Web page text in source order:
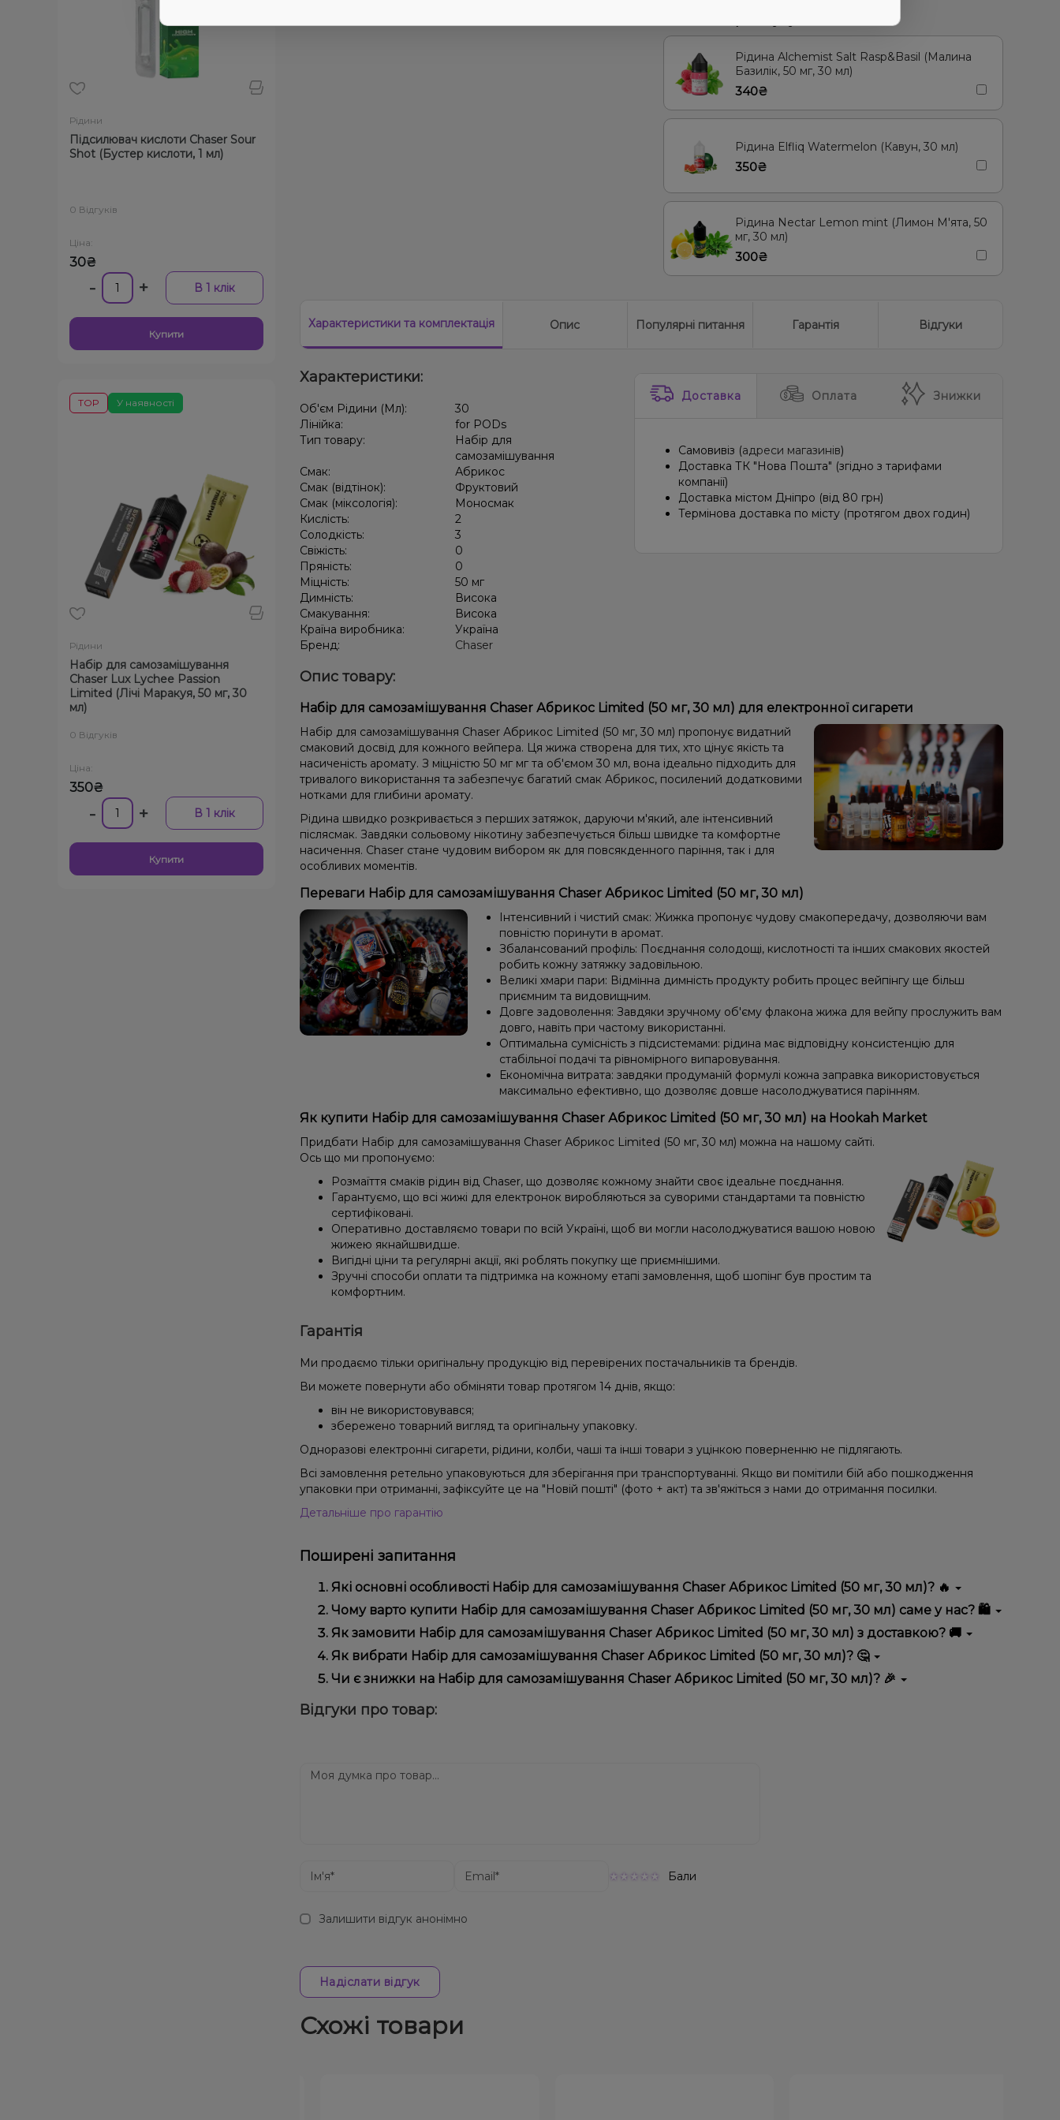
Рідини
Підсилювач кислоти Chaser Sour
Shot (Бустер кислоти, 1 мл)
0 Відгуків
Ціна:
30₴
- + В 1 клік
Купити
У наявності
TOP
Рідини
Набір для самозамішування
Chaser Lux Lychee Passion
Limited (Лічі Маракуя, 50 мг, 30
мл)
0 Відгуків
Ціна:
350₴
- + В 1 клік
Купити
Абрикос
Чорниця/Лохина Лід/Холодок, Малина
Рідина Alchemist Salt Rasp&Basil (Малина
Базилік, 50 мг, 30 мл)
340₴
Рідина Elfliq Watermelon (Кавун, 30 мл)
350₴
Рідина Nectar Lemon mint (Лимон М'ята, 50
мг, 30 мл)
300₴
Характеристикита комплектація Опис Популярні питання Гарантія Відгуки
Характеристики:
Об'єм Рідини (Мл):
30
Лінійка:
for PODs
Тип товару:
Набір для
самозамішування
Смак:
Абрикос
Смак (відтінок):
Фруктовий
Смак (міксологія):
Моносмак
Кислість:
2
Солодкість:
3
Свіжість:
0
Пряність:
0
Міцність:
50 мг
Димність:
Висока
Смакування:
Висока
Країна виробника:
Україна
Бренд:
Chaser
Доставка Оплата Знижки
Самовивіз (адреси магазинів)
Доставка ТК "Нова Пошта" (згідно з тарифами
компанії)
Доставка містом Дніпро (від 80 грн)
Термінова доставка по місту (протягом двох годин)
Опис товару:
Набір для самозамішування Chaser Абрикос Limited (50 мг, 30 мл) для електронної сигарети
Набір для самозамішування Chaser Абрикос Limited (50 мг, 30 мл) пропонує видатний
смаковий досвід для кожного вейпера. Ця жижа створена для тих, хто цінує якість та
насиченість аромату. З міцністю 50 мг мг та об'ємом 30 мл, вона ідеально підходить для
тривалого використання та забезпечує багатий смак Абрикос, посилений додатковими
нотками для глибини аромату.
Рідина швидко розкривається з перших затяжок, даруючи м'який, але інтенсивний
післясмак. Завдяки сольовому нікотину забезпечується більш швидке та комфортне
насичення. Chaser стане чудовим вибором як для повсякденного паріння, так і для
особливих моментів.
Переваги Набір для самозамішування Chaser Абрикос Limited (50 мг, 30 мл)
Інтенсивний і чистий смак: Жижка пропонує чудову смакопередачу, дозволяючи вам
повністю поринути в аромат.
Збалансований профіль: Поєднання солодощі, кислотності та інших смакових якостей
робить кожну затяжку задовільною.
Великі хмари пари: Відмінна димність продукту робить процес вейпінгу ще більш
приємним та видовищним.
Довге задоволення: Завдяки зручному об'єму флакона жижа для вейпу прослужить вам
довго, навіть при частому використанні.
Оптимальна сумісність з підсистемами: рідина має відповідну консистенцію для
стабільної подачі та рівномірного випаровування.
Економічна витрата: завдяки продуманій формулі кожна заправка використовується
максимально ефективно, що дозволяє довше насолоджуватися парінням.
Як купити Набір для самозамішування Chaser Абрикос Limited (50 мг, 30 мл) на Hookah Market
Придбати Набір для самозамішування Chaser Абрикос Limited (50 мг, 30 мл) можна на нашому сайті.
Ось що ми пропонуємо:
Розмаїття смаків рідин від Chaser, що дозволяє кожному знайти своє ідеальне поєднання.
Гарантуємо, що всі жижі для електронок виробляються за суворими стандартами та повністю
сертифіковані.
Оперативно доставляємо товари по всій Україні, щоб ви могли насолоджуватися вашою новою
жижею якнайшвидше.
Вигідні ціни та регулярні акції, які роблять покупку ще приємнішими.
Зручні способи оплати та підтримка на кожному етапі замовлення, щоб шопінг був простим та
комфортним.
Гарантія
Ми продаємо тільки оригінальну продукцію від перевірених постачальників та брендів.
Ви можете повернути або обміняти товар протягом 14 днів, якщо:
він не використовувався;
збережено товарний вигляд та оригінальну упаковку.
Одноразові електронні сигарети, рідини, колби, чаші та інші товари з уцінкою поверненню не підлягають.
Всі замовлення ретельно упаковуються для зберігання при транспортуванні. Якщо ви помітили бій або пошкодження
упаковки при отриманні, зафіксуйте це на "Новій пошті" (фото + акт) та зв'яжіться з нами до отримання посилки.
Детальніше про гарантію
Поширені запитання
Які основні особливості Набір для самозамішування Chaser Абрикос Limited (50 мг, 30 мл)? 🔥
Набір для самозамішування Chaser Абрикос Limited (50 мг, 30 мл) відрізняється високою якістю, зручністю
використання та надійністю.
Чому варто купити Набір для самозамішування Chaser Абрикос Limited (50 мг, 30 мл) саме у нас? 🛍️
Ми пропонуємо тільки оригінальну продукцію, широкий асортимент, вигідні ціни та швидку доставку. Крім того, у нас
регулярні акції та знижки для клієнтів!
Як замовити Набір для самозамішування Chaser Абрикос Limited (50 мг, 30 мл) з доставкою? 🚚
Оформити замовлення можна в кілька кліків:
Додайте Набір для самозамішування Chaser Абрикос Limited (50 мг, 30 мл) до кошика.
Виберіть зручний спосіб оплати та доставки.
Як вибрати Набір для самозамішування Chaser Абрикос Limited (50 мг, 30 мл)? 🤔
Вибір залежить від ваших уподобань – наприклад, якщо це кальян, враховуйте розмір, матеріал та тип чаші, якщо
вейп – потужність та смак. Наші менеджери допоможуть підібрати ідеальний варіант.
Чи є знижки на Набір для самозамішування Chaser Абрикос Limited (50 мг, 30 мл)? 🎉
нашому телеграм-каналі, щоб не проґавити вигідні пропозиції!
Відгуки про товар:
Бали
Залишити відгук анонімно
Надіслати відгук
Схожі товари